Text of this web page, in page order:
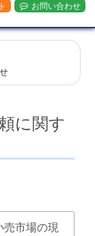
お問い合わせ
に関す
売市場の現